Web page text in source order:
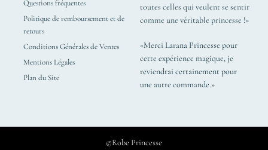
Questions fréquentes
Politique de remboursement et de
retours
Conditions Générales de Ventes
Mentions Légales
Plan du Site
toutes celles qui veulent se sentir
comme une véritable princesse !»
«Merci Larana Princesse pour
cette expérience magique, je
reviendrai certainement pour
une autre commande.»
©Robe Princesse